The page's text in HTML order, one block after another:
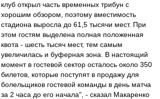
клуб открыл часть временных трибун с
хорошим обзором, поэтому вместимость
стадиона выросла до 61,5 тысячи мест. При
этом гостям выделена полная положенная
квота - шесть тысяч мест, тем самым
увеличилась и буферная зона. В настоящий
момент в гостевой сектор осталось около 350
билетов, которые поступят в продажу для
болельщиков гостевой команды в день матча
за 2 часа до его начала", - сказал Макаренко